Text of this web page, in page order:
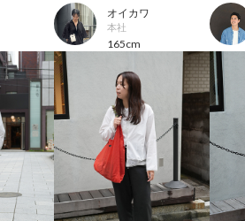
オイカワ
本社
165cm